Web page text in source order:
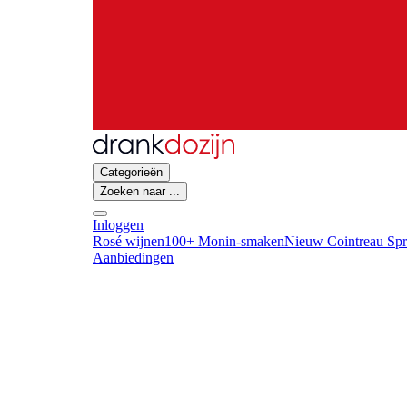
Categorieën
Zoeken naar ...
Inloggen
Rosé wijnen100+ Monin-smakenNieuw Cointreau
Aanbiedingen